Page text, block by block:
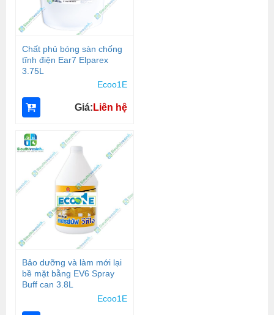
Chất phủ bóng sàn chống
tĩnh điện Ear7 Elparex
3.75L
Ecoo1E
Giá: Liên hệ
Bảo dưỡng và làm mới lại
bề mặt bằng EV6 Spray
Buff can 3.8L
Ecoo1E